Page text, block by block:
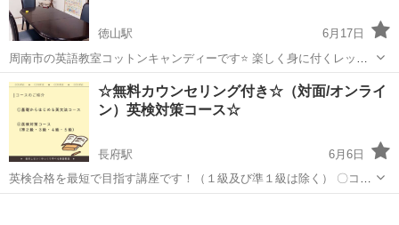
徳山駅
6月17日
周南市の英語教室コットンキャンディーです⭐ 楽しく身に付くレッス
ンをしています。バイリンガルの日本人講師が日本語を混ぜて進めま
すので、分からないものをきちんと理解して次に進んでいけます✨ 以
下のクラスで生徒さん募...
山口 周南市 徳山駅 英語/基礎英語 英語教室
☆無料カウンセリング付き☆（対面/オンライ
ン）英検対策コース☆
長府駅
6月6日
英検合格を最短で目指す講座です！（１級及び準１級は除く） 〇コー
スの特徴 ①完全オンライン※対面をご希望の方はご相談ください ②お